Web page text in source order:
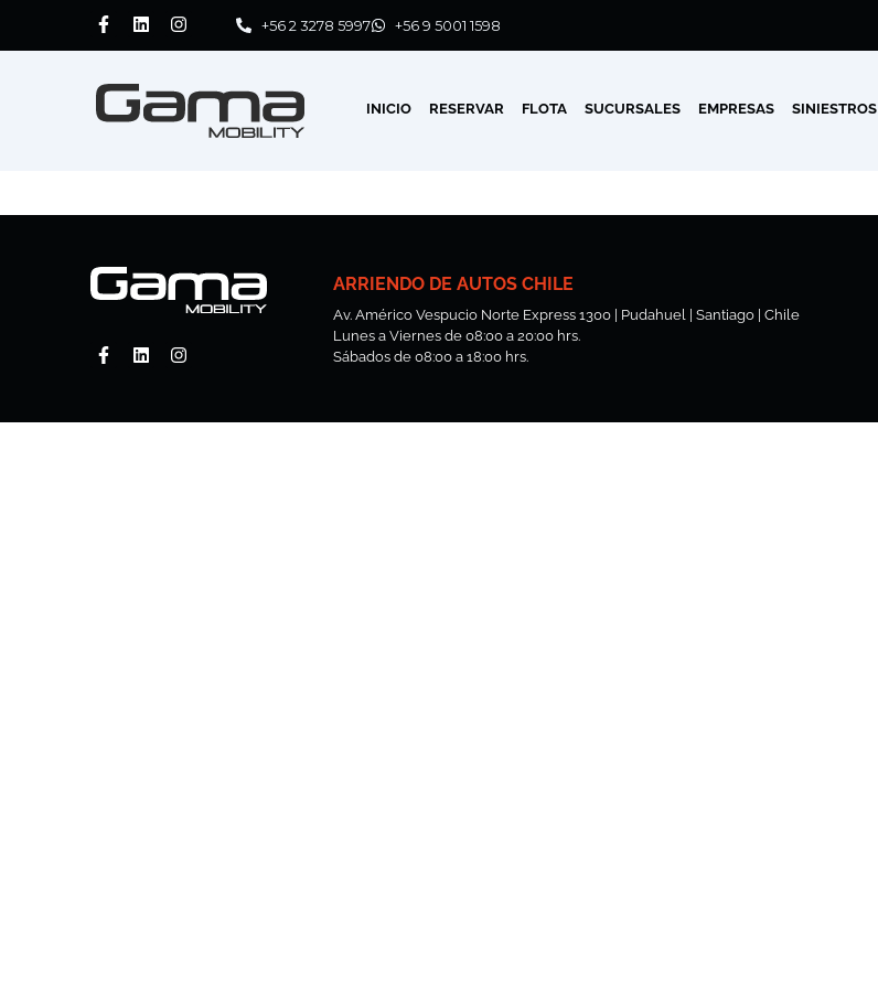
+56 2 3278 5997 +56 9 5001 1598
INICIO RESERVAR FLOTA SUCURSALES EMPRESAS SINIESTROS
ARRIENDO DE AUTOS CHILE
Av. Américo Vespucio Norte Express 1300 | Pudahuel | Santiago | Chile
Lunes a Viernes de 08:00 a 20:00 hrs.
Sábados de 08:00 a 18:00 hrs.